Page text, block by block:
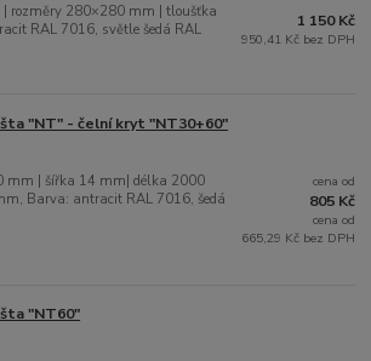
rozměry 280×280 mm | tloušťka
RAL 7016, světle šedá RAL
1 150 Kč
950,41 Kč bez DPH
"NT" - čelní kryt "NT30+60"
mm | šířka 14 mm| délka 2000
Barva: antracit RAL 7016, šedá
cena od
805 Kč
cena od
665,29 Kč bez DPH
"NT60"